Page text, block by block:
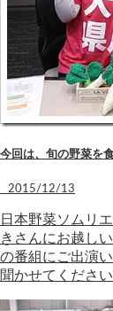
今回は、旬の野菜を
2015/12/13
日本野菜ソムリ
きさんにお越し
の番組にご出演
聞かせてくださ